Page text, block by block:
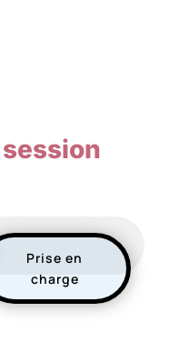
Prise en
charge